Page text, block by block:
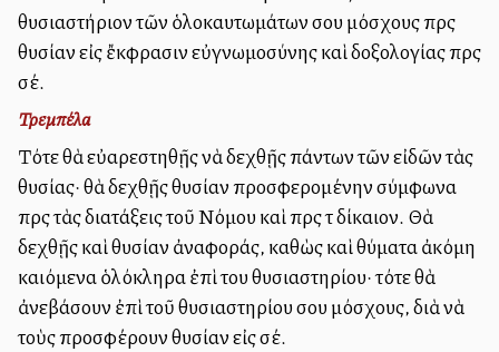
θυσιαστήριον τῶν ὁλοκαυτωμάτων σου μόσχους πρὸς
θυσίαν εἰς ἔκφρασιν εὐγνωμοσύνης καὶ δοξολογίας πρὸς
σέ.
Τρεμπέλα
Τότε θὰ εὐαρεστηθῇς νὰ δεχθῇς πάντων τῶν εἰδῶν τὰς
θυσίας· θὰ δεχθῇς θυσίαν προσφερομένην σύμφωνα
πρὸς τὰς διατάξεις τοῦ Νόμου καὶ πρὸς τὸ δίκαιον. Θὰ
δεχθῇς καὶ θυσίαν ἀναφοράς, καθὼς καὶ θύματα ἀκόμη
καιόμενα ὁλόκληρα ἐπὶ του θυσιαστηρίου· τότε θὰ
ἀνεβάσουν ἐπὶ τοῦ θυσιαστηρίου σου μόσχους, διὰ νὰ
τοὺς προσφέρουν θυσίαν εἰς σέ.